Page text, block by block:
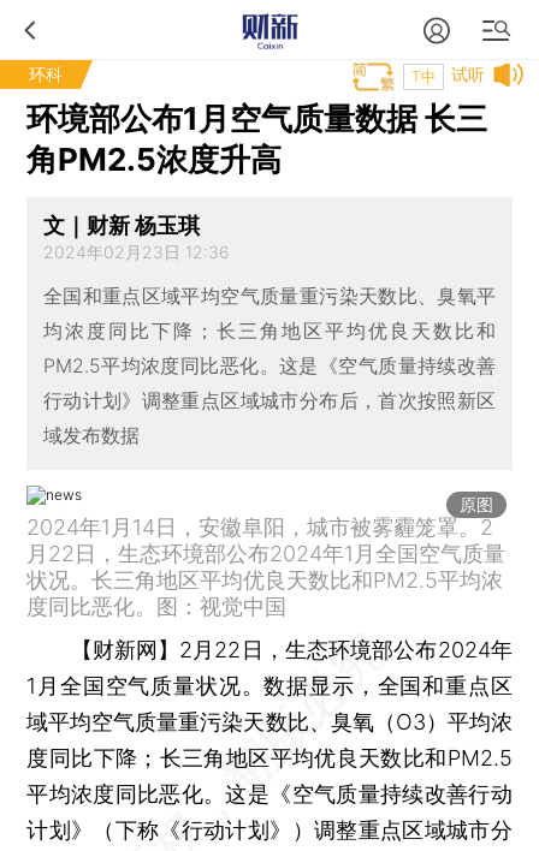
环科 试听
T中
环境部公布1月空气质量数据 长三
角PM2.5浓度升高
文｜财新 杨玉琪
2024年02月23日 12:36
全国和重点区域平均空气质量重污染天数比、臭氧平
均浓度同比下降；长三角地区平均优良天数比和
PM2.5平均浓度同比恶化。这是《空气质量持续改善
行动计划》调整重点区域城市分布后，首次按照新区
域发布数据
原图
2024年1月14日，安徽阜阳，城市被雾霾笼罩。2
月22日，生态环境部公布2024年1月全国空气质量
状况。长三角地区平均优良天数比和PM2.5平均浓
度同比恶化。图：视觉中国
【财新网】 2月22日，生态环境部公布2024年
1月全国空气质量状况。数据显示，全国和重点区
域平均空气质量重污染天数比、臭氧（O3）平均浓
度同比下降；长三角地区平均优良天数比和PM2.5
平均浓度同比恶化。这是《空气质量持续改善行动
计划》（下称《行动计划》）调整重点区域城市分